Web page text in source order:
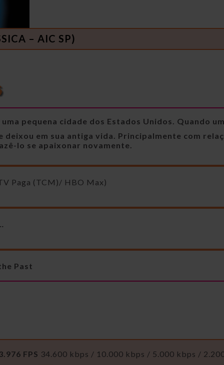
– AIC SP)
pequena cidade dos Estados Unidos. Quando
em sua antiga vida. Principalmente com
lo se apaixonar novamente.
Paga (TCM)/ HBO Max)
Past
FPS 34.600 kbps / 10.000 kbps / 5.000 kbps /